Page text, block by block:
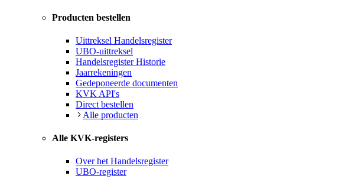
Producten bestellen
Uittreksel Handelsregister
UBO-uittreksel
Handelsregister Historie
Jaarrekeningen
Gedeponeerde documenten
KVK API's
Direct bestellen
Alle producten
Alle KVK-registers
Over het Handelsregister
UBO-register